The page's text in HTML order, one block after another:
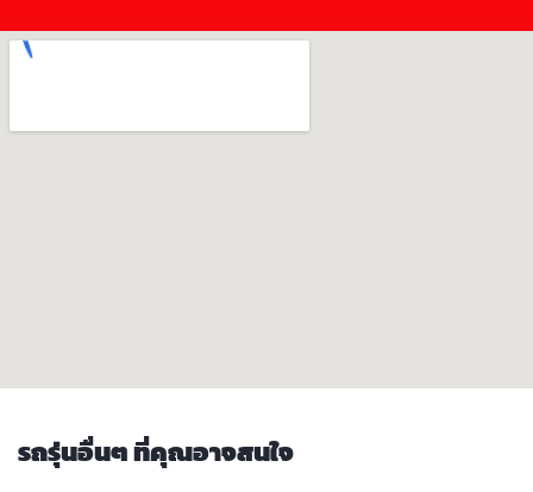
รถรุ่นอื่นๆ ที่คุณอาจสนใจ